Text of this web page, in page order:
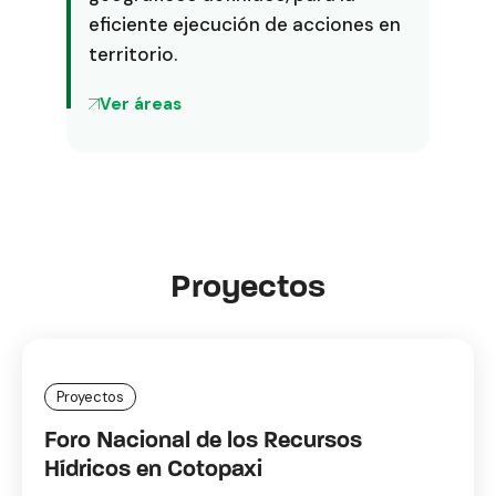
eficiente ejecución de acciones en
territorio.
Ver áreas
Proyectos
Proyectos
Foro Nacional de los Recursos
Hídricos en Cotopaxi